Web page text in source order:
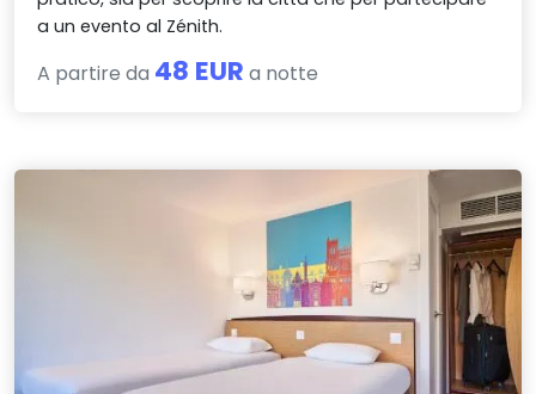
a un evento al Zénith.
A partire da 48 EUR a notte